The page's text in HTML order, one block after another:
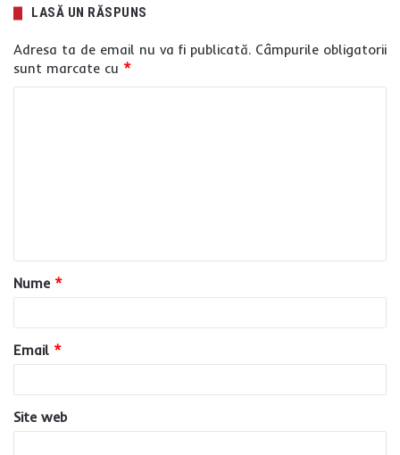
LASĂ UN RĂSPUNS
Adresa ta de email nu va fi publicată. Câmpurile obligatorii
sunt marcate cu *
a
r
u
*
Nume *
Email *
Site web